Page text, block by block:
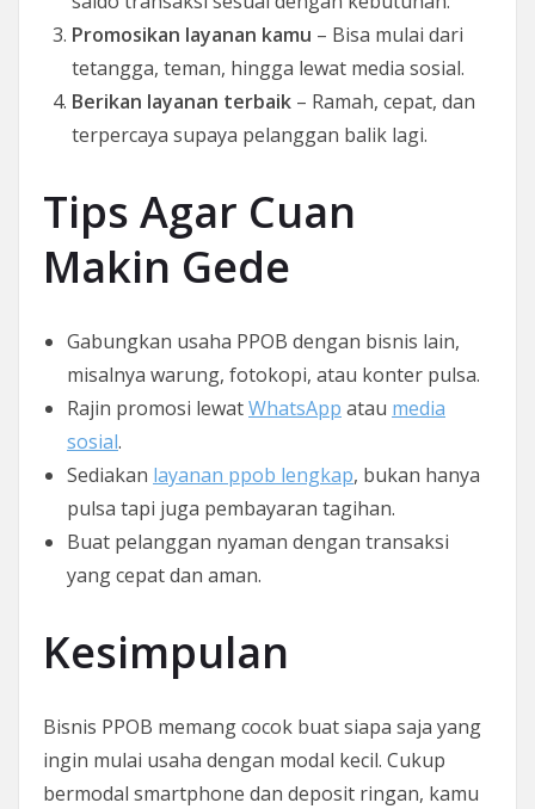
Promosikan layanan kamu – Bisa mulai dari
tetangga, teman, hingga lewat media sosial.
Berikan layanan terbaik – Ramah, cepat, dan
terpercaya supaya pelanggan balik lagi.
Tips Agar Cuan
Makin Gede
Gabungkan usaha PPOB dengan bisnis lain,
misalnya warung, fotokopi, atau konter pulsa.
Rajin promosi lewatWhatsApp atau media
sosial.
Sediakan layanan ppob lengkap, bukan hanya
pulsa tapi juga pembayaran tagihan.
Buat pelanggan nyaman dengan transaksi
yang cepat dan aman.
Kesimpulan
Bisnis PPOB memang cocok buat siapa saja yang
ingin mulai usaha dengan modal kecil. Cukup
bermodal smartphone dan deposit ringan, kamu